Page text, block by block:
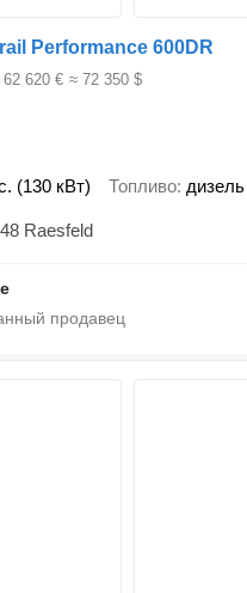
Performance 600DR
62 620 € ≈ 72 350 $
(130 кВт) Топливо дизель
Германия, 46348 Raesfeld